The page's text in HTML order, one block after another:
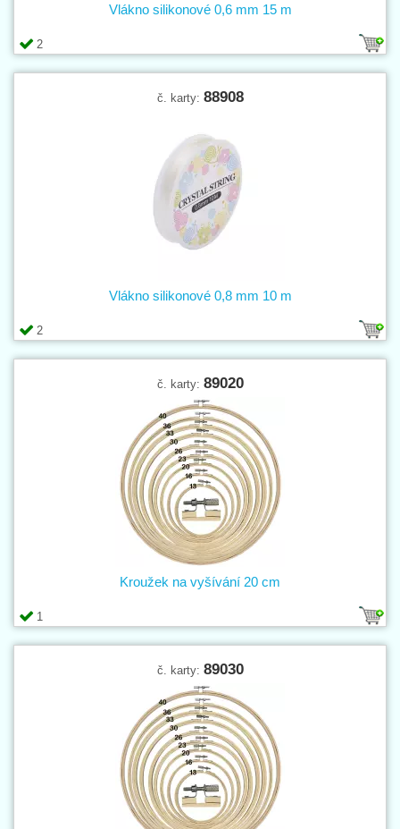
2
Vlákno silikonové 0,6 mm 15 m
č. karty: 88908
2
Vlákno silikonové 0,8 mm 10 m
č. karty: 89020
1
Kroužek na vyšívání 20 cm
č. karty: 89030